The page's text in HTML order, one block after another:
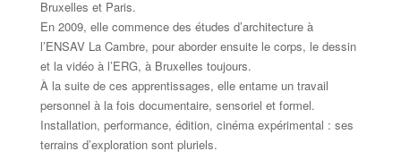
Bruxelles et Paris.
En 2009, elle commence des études d’architecture à
l’ENSAV La Cambre, pour aborder ensuite le corps, le dessin
et la vidéo à l’ERG, à Bruxelles toujours.
À la suite de ces apprentissages, elle entame un travail
personnel à la fois documentaire, sensoriel et formel.
Installation, performance, édition, cinéma expérimental : ses
terrains d’exploration sont pluriels.